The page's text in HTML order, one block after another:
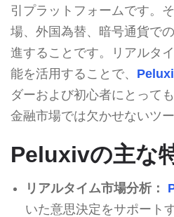
引プラットフォームです。
場、外国為替、暗号通貨で
進することです。リアルタ
能を活用することで、
ダーおよび初心者にとって
金融市場では欠かせないツ
Peluxivの主な
リアルタイム市場分析：
いた意思決定をサポート